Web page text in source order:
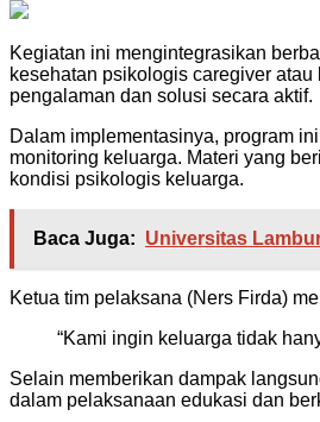
Kegiatan ini mengintegrasikan
kesehatan psikologis caregiver
pengalaman dan solusi secara aktif.
Dalam implementasinya, program
monitoring keluarga. Materi yang
kondisi psikologis keluarga.
Baca Juga: Universitas
Ketua tim pelaksana (Ners Firda)
“Kami ingin keluarga tidak
Selain memberikan dampak
dalam pelaksanaan edukasi dan